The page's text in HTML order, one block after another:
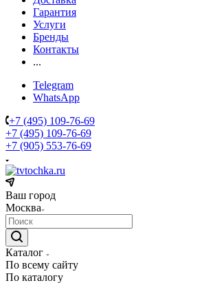
Гарантия
Услуги
Бренды
Контакты
...
Telegram
WhatsApp
+7 (495) 109-76-69
+7 (495) 109-76-69
+7 (905) 553-76-69
Ваш город
Москва
Каталог
По всему сайту
По каталогу